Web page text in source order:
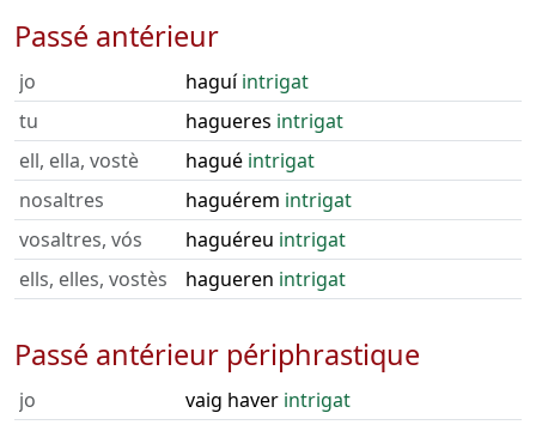
Passé antérieur
jo haguíintrigat
tu
hagueres intrigat
ell, ella, vostè
hagué intrigat
nosaltres
haguérem intrigat
vosaltres, vós
haguéreu intrigat
ells, elles, vostès
hagueren intrigat
Passé antérieur périphrastique
jo vaig haver intrigat